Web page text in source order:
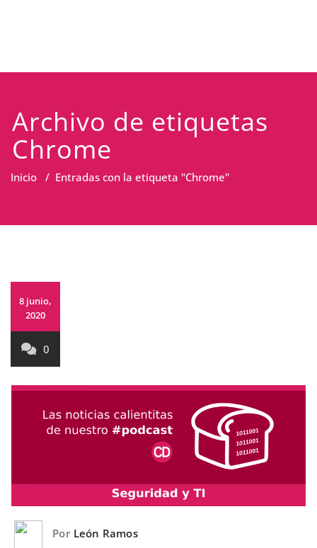
Archivo de etiquetas
Chrome
Inicio / Entradas con la etiqueta "Chrome"
8 junio,
2020
0
Por León Ramos